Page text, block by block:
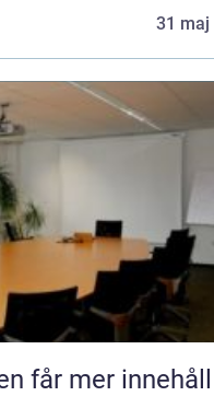
31 maj
när möten får mer innehåll